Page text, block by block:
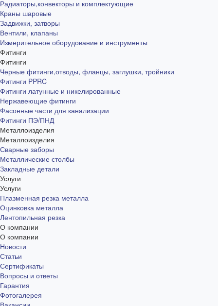
Радиаторы,конвекторы и комплектующие
Краны шаровые
Задвижки, затворы
Вентили, клапаны
Измерительное оборудование и инструменты
Фитинги
Фитинги
Черные фитинги,отводы, фланцы, заглушки, тройники
Фитинги PPRC
Фитинги латунные и никелированные
Нержавеющие фитинги
Фасонные части для канализации
Фитинги ПЭ/ПНД
Металлоизделия
Металлоизделия
Сварные заборы
Металлические столбы
Закладные детали
Услуги
Услуги
Плазменная резка металла
Оцинковка металла
Лентопильная резка
О компании
О компании
Новости
Статьи
Сертификаты
Вопросы и ответы
Гарантия
Фотогалерея